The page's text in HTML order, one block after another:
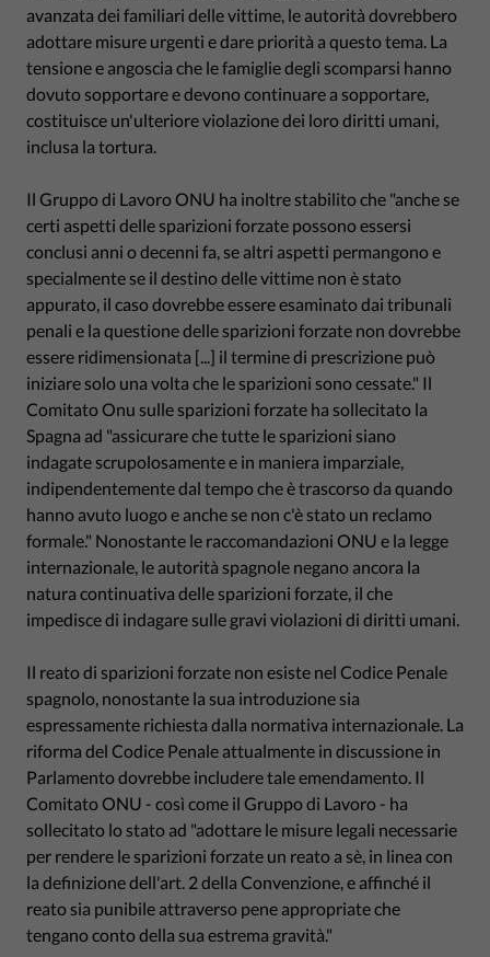
avanzata dei familiari delle vittime, le autorità dovrebbero
adottare misure urgenti e dare priorità a questo tema. La
tensione e angoscia che le famiglie degli scomparsi hanno
dovuto sopportare e devono continuare a sopportare,
costituisce un'ulteriore violazione dei loro diritti umani,
inclusa la tortura.
Il Gruppo di Lavoro ONU ha inoltre stabilito che "anche se
certi aspetti delle sparizioni forzate possono essersi
conclusi anni o decenni fa, se altri aspetti permangono e
specialmente se il destino delle vittime non è stato
appurato, il caso dovrebbe essere esaminato dai tribunali
penali e la questione delle sparizioni forzate non dovrebbe
essere ridimensionata [...] il termine di prescrizione può
iniziare solo una volta che le sparizioni sono cessate." Il
Comitato Onu sulle sparizioni forzate ha sollecitato la
Spagna ad "assicurare che tutte le sparizioni siano
indagate scrupolosamente e in maniera imparziale,
indipendentemente dal tempo che è trascorso da quando
hanno avuto luogo e anche se non c'è stato un reclamo
formale." Nonostante le raccomandazioni ONU e la legge
internazionale, le autorità spagnole negano ancora la
natura continuativa delle sparizioni forzate, il che
impedisce di indagare sulle gravi violazioni di diritti umani.
Il reato di sparizioni forzate non esiste nel Codice Penale
spagnolo, nonostante la sua introduzione sia
espressamente richiesta dalla normativa internazionale. La
riforma del Codice Penale attualmente in discussione in
Parlamento dovrebbe includere tale emendamento. Il
Comitato ONU - così come il Gruppo di Lavoro - ha
sollecitato lo stato ad "adottare le misure legali necessarie
per rendere le sparizioni forzate un reato a sè, in linea con
la definizione dell'art. 2 della Convenzione, e affinché il
reato sia punibile attraverso pene appropriate che
tengano conto della sua estrema gravità."